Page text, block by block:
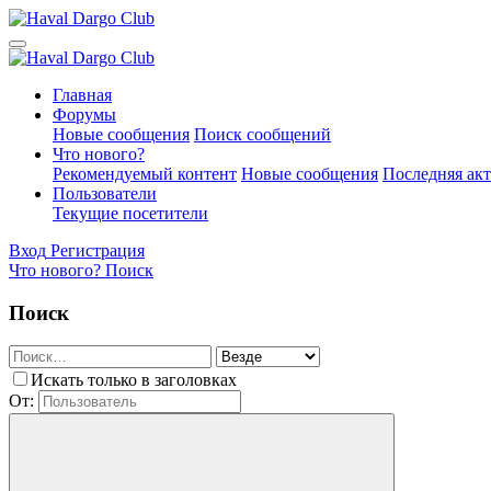
Главная
Форумы
Новые сообщения Поиск сообщений
Что нового?
Рекомендуемый контент Новые сообщения Последняя
Пользователи
Текущие посетители
Вход Регистрация
Что нового? Поиск
Поиск
Искать только в заголовках
От: